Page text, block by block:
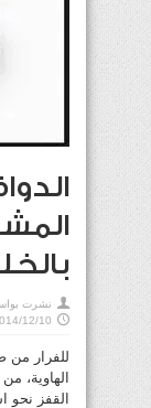
نشرت
12/10
للفرار من
الهاوية،
القفز نحو